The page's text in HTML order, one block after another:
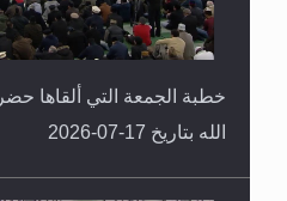
خطبة الجمعة التي ألقاها
الله بتاريخ 17-07-2026